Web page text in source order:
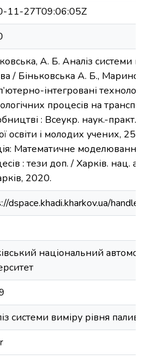
11-27T09:06:05Z
А. Б. Аналіз системи
/ Біньковська А. Б.,
інтегровані
процесів на
: Всеукр. наук.-практ.
освіти і молодих учених, 25
Математичне моделювання
: тези доп. / Харків. нац.
2020.
dspace.khadi.kharkov.ua/
національний
системи виміру рівня палива